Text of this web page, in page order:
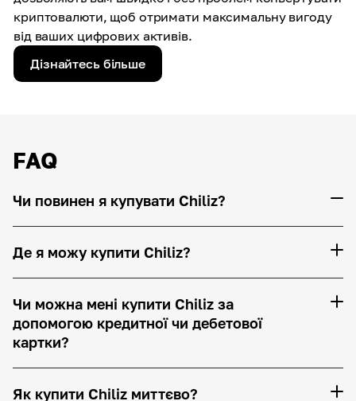
криптовалюти, щоб отримати максимальну вигоду
від ваших цифрових активів.
Дізнайтесь більше
FAQ
Чи повинен я купувати Chiliz?
Де я можу купити Chiliz?
Чи можна мені купити Chiliz за
допомогою кредитної чи дебетової
картки?
Як купити Chiliz миттєво?